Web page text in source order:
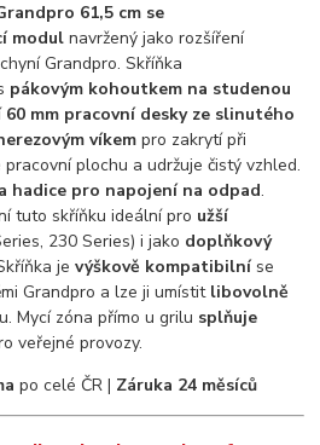
61,5 cm se
modul navržený jako rozšíření
Grandpro. Skříňka
pákovým kohoutkem na studenou
60 mm pracovní desky ze slinutého
víkem pro zakrytí při
plochu a udržuje čistý vzhled.
hadice pro napojení na odpad.
tuto skříňku ideální pro užší
230 Series) i jako doplňkový
jevýškově kompatibilníse
Grandpro a lze ji umístit libovolně
Mycí zóna přímo u grilu splňuje
veřejné provozy.
po celé ČR | Záruka 24 měsíců